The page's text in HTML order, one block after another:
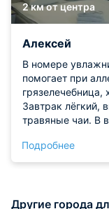
2 км от центра
Алексей
В номере
помогает при
Завтрак лёгкий,
травяные чаи. В
Подробнее
Другие города